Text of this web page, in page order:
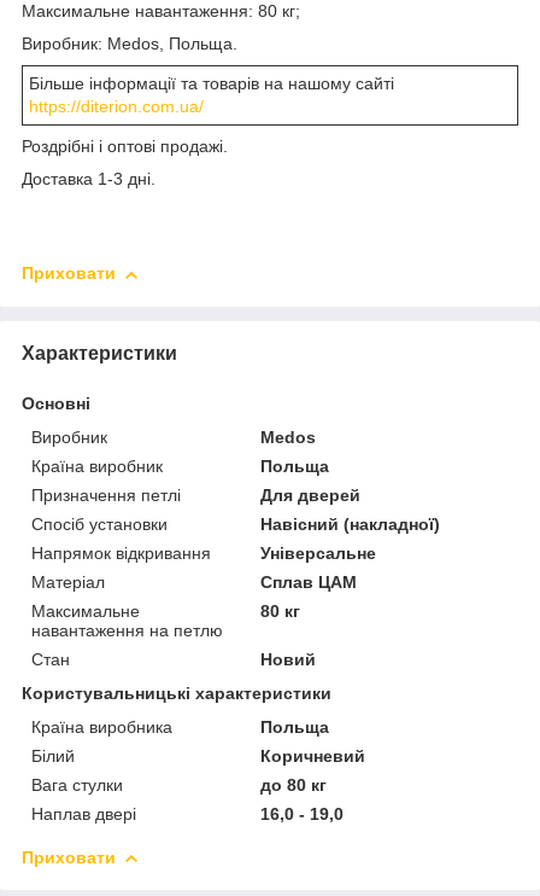
Максимальне навантаження: 80 кг;
Виробник: Medos, Польща.
Більше інформації та товарів на нашому сайті
https://diterion.com.ua/
Роздрібні і оптові продажі.
Доставка 1-3 дні.
Приховати
Характеристики
Основні
Виробник
Medos
Країна виробник
Польща
Призначення петлі
Для дверей
Спосіб установки
Навісний (накладної)
Напрямок відкривання
Універсальне
Матеріал
Сплав ЦАМ
Максимальне
навантаження на петлю
80 кг
Стан
Новий
Користувальницькі характеристики
Країна виробника
Польща
Білий
Коричневий
Вага стулки
до 80 кг
Наплав двері
16,0 - 19,0
Приховати